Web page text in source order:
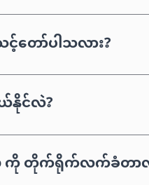
တော်ပါသလား?
နိုင်လဲ?
ကို တိုက်ရိုက်လက်ခံတာ